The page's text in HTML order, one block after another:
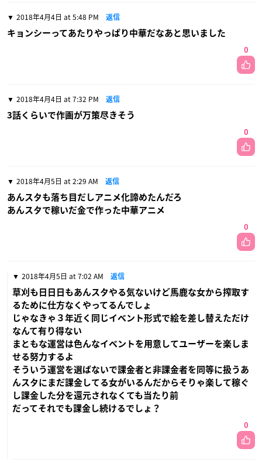
2018年4月4日 at 5:48 PM 返信
キョンシーってあたりやっぱり中華だなあと思いました
0
2018年4月4日 at 7:32 PM 返信
3話くらいで作画が万策尽きそう
0
2018年4月5日 at 2:29 AM 返信
あんスタも落ち目だしアニメ化諦めたんだろ
あんスタで稼いだ金で作った中華アニメ
0
2018年4月5日 at 7:02 AM 返信
草刈も日日日もあんスタやる気ないけど馬鹿な女から搾取す
るために仕方なくやってるんでしょ
じゃなきゃ３年近く同じイベント形式で絵を差し替えただけ
なんて有り得ない
まともな運営は色んなイベントを用意してユーザーを楽しま
せる努力するよ
そういう運営を選ばないで課金者と非課金者を同等に扱うあ
んスタにまだ課金してる女がいるんだからそりゃ楽して稼ぐ
し課金した分を還元されなくても当たり前
だってそれでも課金し続けるでしょ？
0